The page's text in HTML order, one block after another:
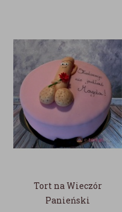
Tort na Wieczór
Panieński